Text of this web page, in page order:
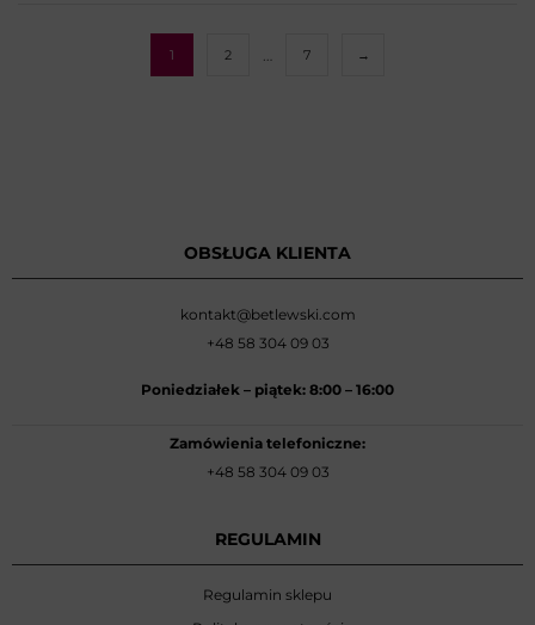
1 2 7 →
OBSŁUGA KLIENTA
kontakt@betlewski.com
+48 58 304 09 03
Poniedziałek – piątek: 8:00 – 16:00
Zamówienia telefoniczne:
+48 58 304 09 03
REGULAMIN
Regulamin sklepu